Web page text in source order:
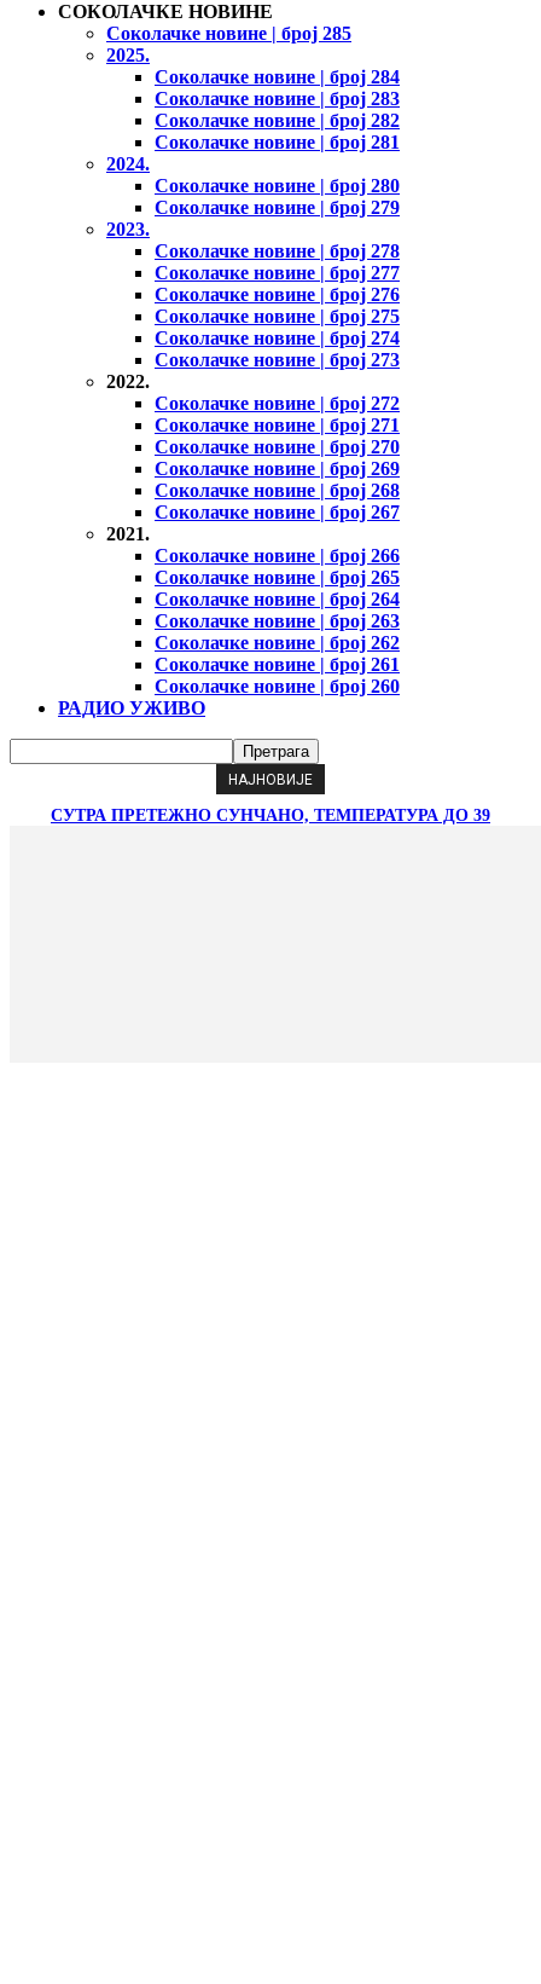
СОКОЛАЧКЕ НОВИНЕ
Соколачке новине | број 285
2025.
Соколачке новине | број 284
Соколачке новине | број 283
Соколачке новине | број 282
Соколачке новине | број 281
2024.
Соколачке новине | број 280
Соколачке новине | број 279
2023.
Соколачке новине | број 278
Соколачке новине | број 277
Соколачке новине | број 276
Соколачке новине | број 275
Соколачке новине | број 274
Соколачке новине | број 273
2022.
Соколачке новине | број 272
Соколачке новине | број 271
Соколачке новине | број 270
Соколачке новине | број 269
Соколачке новине | број 268
Соколачке новине | број 267
2021.
Соколачке новине | број 266
Соколачке новине | број 265
Соколачке новине | број 264
Соколачке новине | број 263
Соколачке новине | број 262
Соколачке новине | број 261
Соколачке новине | број 260
РАДИО УЖИВО
НАЈНОВИЈЕ
СУТРА ПРЕТЕЖНО СУНЧАНО, ТЕМПЕРАТУРА ДО 39